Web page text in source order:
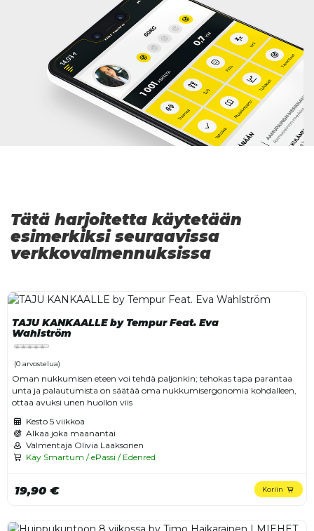
Tätä harjoitetta käytetään
esimerkiksi seuraavissa
verkkovalmennuksissa
TAJU KANKAALLE by Tempur Feat. Eva
Wahlström
(0 arvostelua)
Oman nukkumisen eteen voi tehdä paljonkin; tehokas tapa parantaa
unta ja palautumista on säätää oma nukkumisergonomia kohdalleen,
ottaa avuksi unen huollon viis
Kesto 5 viikkoa
Alkaa joka maanantai
Valmentaja Olivia Laaksonen
Käy Smartum / ePassi / Edenred
19,90 € Koriin